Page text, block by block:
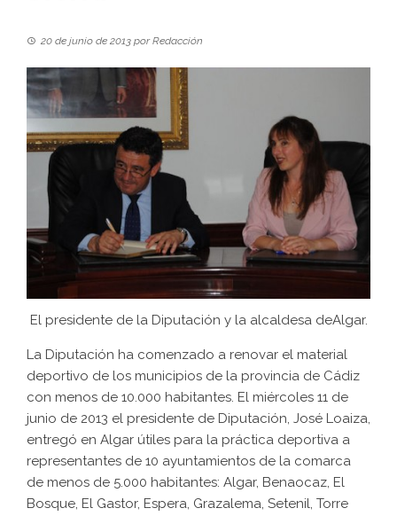
20 de junio de 2013 porRedacción
El presidente de la Diputación y la alcaldesa deAlgar.
La Diputación ha comenzado a renovar el material
deportivo de los municipios de la provincia de Cádiz
con menos de 10.000 habitantes. El miércoles 11 de
junio de 2013 el presidente de Diputación, José Loaiza,
entregó en Algar útiles para la práctica deportiva a
representantes de 10 ayuntamientos de la comarca
de menos de 5.000 habitantes: Algar, Benaocaz, El
Bosque, El Gastor, Espera, Grazalema, Setenil, Torre